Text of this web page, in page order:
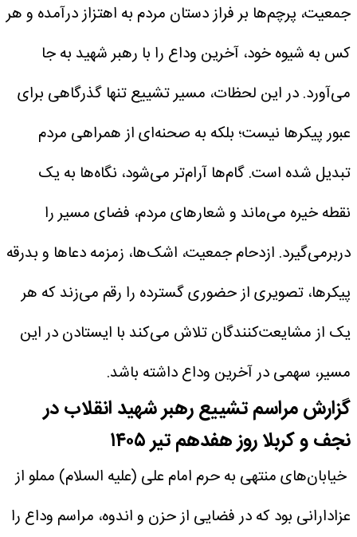
جمعیت، پرچم‌ها بر فراز دستان مردم به اهتزاز درآمده و هر
کس به شیوه خود، آخرین وداع را با رهبر شهید به جا
می‌آورد.در این لحظات، مسیر تشییع تنها گذرگاهی برای
عبور پیکرها نیست؛ بلکه به صحنه‌ای از همراهی مردم
تبدیل شده است. گام‌ها آرام‌تر می‌شود، نگاه‌ها به یک
نقطه خیره می‌ماند و شعارهای مردم، فضای مسیر را
دربرمی‌گیرد. ازدحام جمعیت، اشک‌ها، زمزمه دعاها و بدرقه
پیکرها، تصویری از حضوری گسترده را رقم می‌زند که هر
یک از مشایعت‌کنندگان تلاش می‌کند با ایستادن در این
مسیر، سهمی در آخرین وداع داشته باشد.
گزارش مراسم تشییع رهبر شهید انقلاب در
نجف و کربلا روز هفدهم تیر ۱۴۰۵
خیابان‌های منتهی به حرم امام علی (علیه السلام) مملو از
عزادارانی بود که در فضایی از حزن و اندوه، مراسم وداع را